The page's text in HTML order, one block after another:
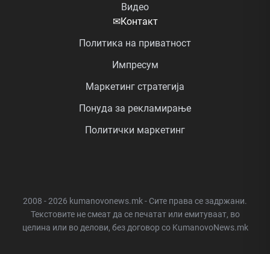
Видео
✉Контакт
Политика на приватност
Импресум
Маркетинг стратегија
Понуда за рекламирање
Политички маркетинг
2008 - 2026 kumanovonews.mk - Сите права се задржани.
Текстовите не смеат да се печатат или емитуваат, во
целина или во делови, без договор со KumanovoNews.mk